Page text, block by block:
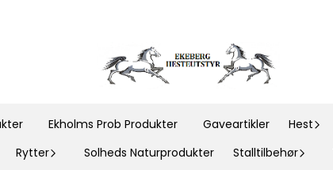
Ekholms Prob Produkter Gaveartikler Hest
Rytter Solheds Naturprodukter Stalltilbehør